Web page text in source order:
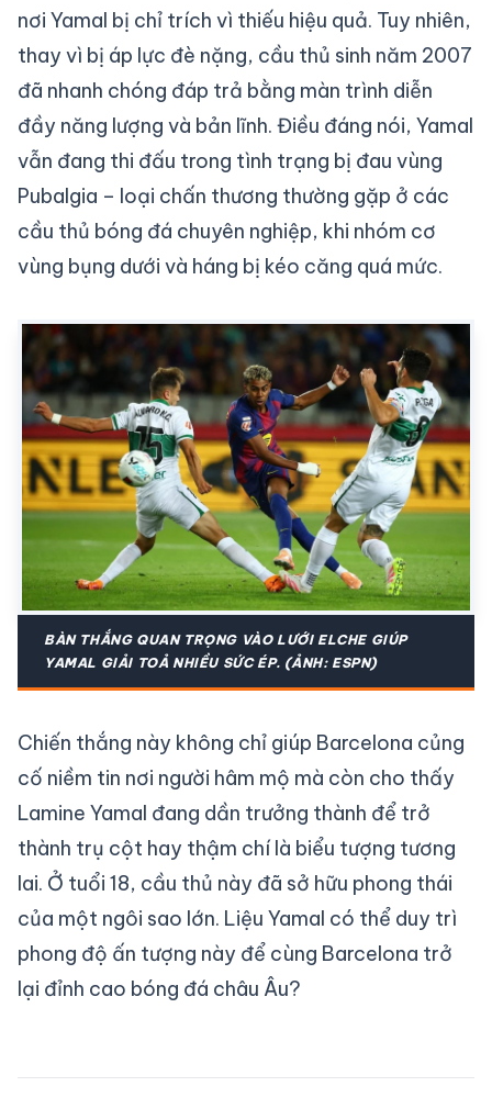
nơi Yamal bị chỉ trích vì thiếu hiệu quả. Tuy nhiên,
thay vì bị áp lực đè nặng, cầu thủ sinh năm 2007
đã nhanh chóng đáp trả bằng màn trình diễn
đầy năng lượng và bản lĩnh. Điều đáng nói, Yamal
vẫn đang thi đấu trong tình trạng bị đau vùng
Pubalgia – loại chấn thương thường gặp ở các
cầu thủ bóng đá chuyên nghiệp, khi nhóm cơ
vùng bụng dưới và háng bị kéo căng quá mức.
BÀN THẮNG QUAN TRỌNG VÀO LƯỚI ELCHE GIÚP
YAMAL GIẢI TOẢ NHIỀU SỨC ÉP. (ẢNH: ESPN)
Chiến thắng này không chỉ giúp Barcelona củng
cố niềm tin nơi người hâm mộ mà còn cho thấy
Lamine Yamal đang dần trưởng thành để trở
thành trụ cột hay thậm chí là biểu tượng tương
lai. Ở tuổi 18, cầu thủ này đã sở hữu phong thái
của một ngôi sao lớn. Liệu Yamal có thể duy trì
phong độ ấn tượng này để cùng Barcelona trở
lại đỉnh cao bóng đá châu Âu?